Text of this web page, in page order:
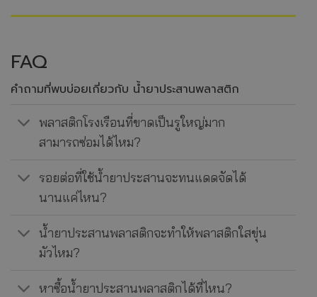
FAQ
คำถามที่พบบ่อยเกี่ยวกับ น้ำยาประสานพลาสติก
พลาสติกโรงเรือนที่ขาดเป็นรูใหญ่มาก
สามารถซ่อมได้ไหม?
รอยต่อที่ใช้น้ำยาประสานจะทนแดดจัดได้
นานแค่ไหน?
น้ำยาประสานพลาสติกจะทำให้พลาสติกใสขุ่น
มัวไหม?
หาซื้อน้ำยาประสานพลาสติกได้ที่ไหน?